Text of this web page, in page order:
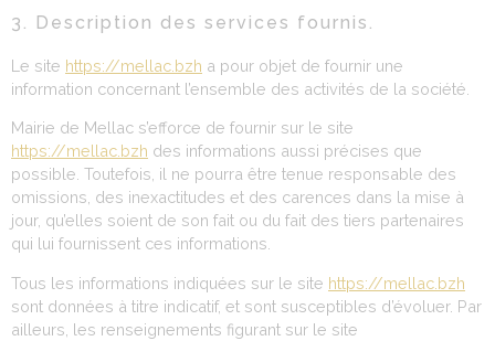
3. Description des services fournis.
Le site https://mellac.bzh a pour objet de fournir une
information concernant l’ensemble des activités de la société.
Mairie de Mellac s’efforce de fournir sur le site
https://mellac.bzh des informations aussi précises que
possible. Toutefois, il ne pourra être tenue responsable des
omissions, des inexactitudes et des carences dans la mise à
jour, qu’elles soient de son fait ou du fait des tiers partenaires
qui lui fournissent ces informations.
Tous les informations indiquées sur le site https://mellac.bzh
sont données à titre indicatif, et sont susceptibles d’évoluer. Par
ailleurs, les renseignements figurant sur le site